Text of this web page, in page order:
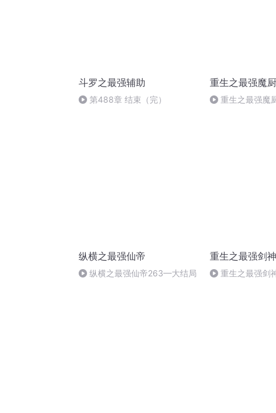
斗罗之最强辅助
第488章 结束（完）
重生之最强魔厨
重生之最强魔
纵横之最强仙帝
纵横之最强仙帝263—大结局
重生之最强剑神
重生之最强剑